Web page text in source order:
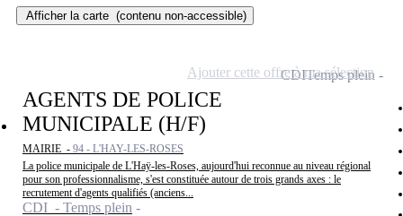
Afficher la carte (contenu non-accessible)
AGENTS DE POLICE
MUNICIPALE (H/F)
MAIRIE - 94 - L'HAY-LES-ROSES
La police municipale de L'Haÿ-les-Roses, aujourd'hui reconnue au niveau régional
pour son professionnalisme, s'est constituée autour de trois grands axes : le
recrutement d'agents qualifiés (anciens...
CDI - Temps plein
CDITemps plein
Ajouter cette offre à ma sélection